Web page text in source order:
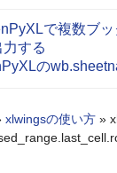
で複数ブ
する
の
xlwingsの使い方 »